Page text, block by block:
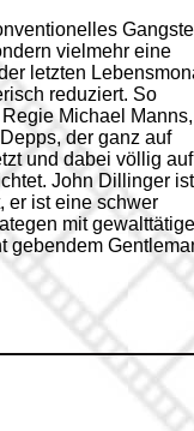
vielmehr eine
letzten
reduziert. So
Michael
der ganz auf
und dabei völlig
John Dillinger
er ist eine schwer
mit
gebendem